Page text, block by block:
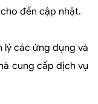
đến cập nhật.
lý các ứng dụng và
cung cấp dịch vụ